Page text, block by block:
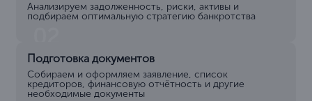
Анализируем задолженность, риски, активы и
подбираем оптимальную стратегию банкротства
Подготовка документов
Собираем и оформляем заявление, список
кредиторов, финансовую отчётность и другие
необходимые документы